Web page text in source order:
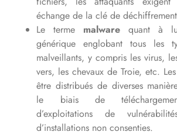
échange de la clé de
Le terme malware quant à
générique englobant tous les
malveillants, y compris les virus,
vers, les chevaux de Troie, etc.
être distribués de diverses
le biais de
d’exploitations de
d’installations non consenties.